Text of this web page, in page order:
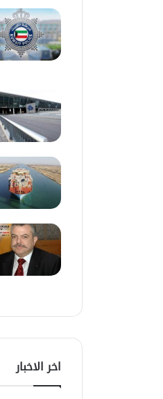
اخر الاخبار